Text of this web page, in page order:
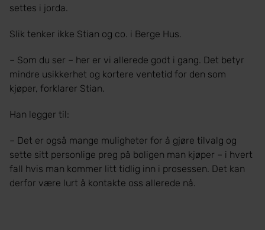
settes i jorda.
Slik tenker ikke Stian og co. i Berge Hus.
– Som du ser – her er vi allerede godt i gang. Det betyr
mindre usikkerhet og kortere ventetid for den som
kjøper, forklarer Stian.
Han legger til:
– Det er også mange muligheter for å gjøre tilvalg og
sette sitt personlige preg på boligen man kjøper – i hvert
fall hvis man kommer litt tidlig inn i prosessen. Det kan
derfor være lurt å kontakte oss allerede nå.